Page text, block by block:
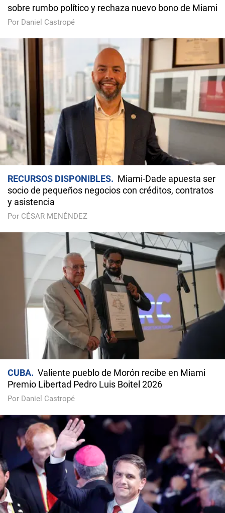
sobre rumbo político y rechaza nuevo bono de Miami
Por Daniel Castropé
RECURSOS DISPONIBLES
Miami-Dade apuesta ser
socio de pequeños negocios con créditos, contratos
y asistencia
Por CÉSAR MENÉNDEZ
CUBA
Valiente pueblo de Morón recibe en Miami
Premio Libertad Pedro Luis Boitel 2026
Por Daniel Castropé